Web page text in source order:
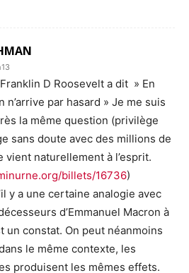
D Roosevelt a dit » En
n’arrive par hasard » Je me suis
la même question (privilège
sans doute avec des millions de
vient naturellement à l’esprit.
billets/16736)
y a une certaine analogie avec
d’Emmanuel Macron à
un constat. On peut néanmoins
le même contexte, les
produisent les mêmes effets.